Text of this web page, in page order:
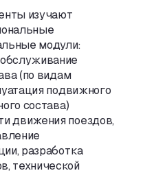
изучают
модули:
(по видам
подвижного
состава)
движения поездов,
, разработка
, технической